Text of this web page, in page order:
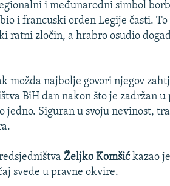
i međunarodni simbol
i francuski orden Legije časti.
ratni zločin, a hrabro osudio
možda najbolje govori njegov zahtj
BiH dan nakon što je zadržan
jedno. Siguran u svoju nevinost,
Željko Komšićkazao
svede u pravne okvire.